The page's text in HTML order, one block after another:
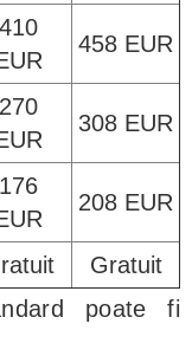
410
458 EUR
270
308 EUR
176
208 EUR
Gratuit
poate fi